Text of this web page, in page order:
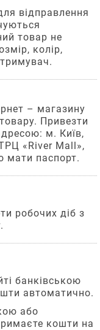
відправлення
товар не
колір,
– магазину
Привезти
м. Київ,
«River Mall»,
мати паспорт.
робочих діб з
банківською
автоматично.
або
кошти на